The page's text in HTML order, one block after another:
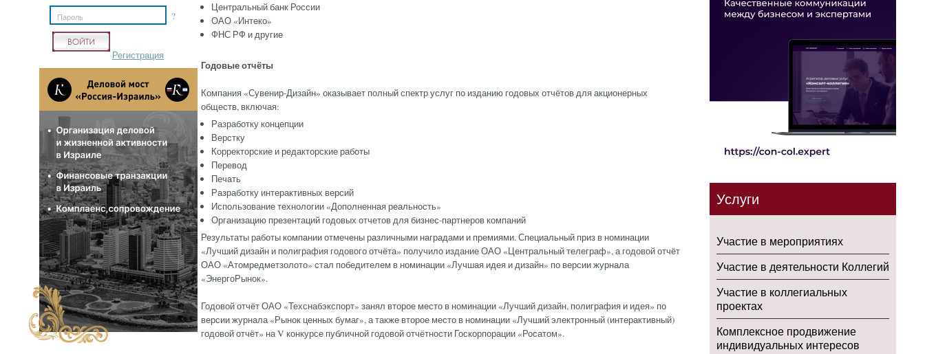
Центральный банк России
ОАО «Интеко»
ФНС РФ и другие
Годовые отчёты
Компания «Сувенир-Дизайн» оказывает полный спектр услуг по изданию годовых отчётов для акционерных
обществ, включая:
Разработку концепции
Верстку
Корректорские и редакторские работы
Перевод
Печать
Разработку интерактивных версий
Использование технологии «Дополненная реальность»
Организацию презентаций годовых отчетов для бизнес-партнеров компаний
Результаты работы компании отмечены различными наградами и премиями. Специальный приз в номинации
«Лучший дизайн и полиграфия годового отчёта» получило издание ОАО «Центральный телеграф», а годовой отчёт
ОАО «Атомредметзолото» стал победителем в номинации «Лучшая идея и дизайн» по версии журнала
«ЭнергоРынок».
Годовой отчёт ОАО «Техснабэкспорт» занял второе место в номинации «Лучший дизайн, полиграфия и идея» по
версии журнала «Рынок ценных бумаг», а также второе место в номинации «Лучший электронный (интерактивный)
годовой отчёт» на V конкурсе публичной годовой отчётности Госкорпорации «Росатом».
?
Пароль
Регистрация
Услуги
Участие в мероприятиях
Участие в деятельности Коллегий
Участие в коллегиальных
проектах
Комплексное продвижение
индивидуальных интересов